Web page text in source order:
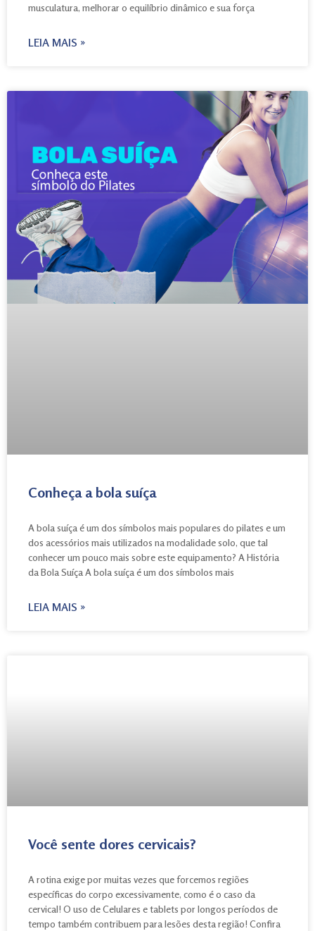
musculatura, melhorar o equilíbrio dinâmico e sua força
LEIA MAIS »
Conheça a bola suíça
A bola suíça é um dos símbolos mais populares do pilates e um
dos acessórios mais utilizados na modalidade solo, que tal
conhecer um pouco mais sobre este equipamento? A História
da Bola Suíça A bola suíça é um dos símbolos mais
LEIA MAIS »
Você sente dores cervicais?
A rotina exige por muitas vezes que forcemos regiões
específicas do corpo excessivamente, como é o caso da
cervical! O uso de Celulares e tablets por longos períodos de
tempo também contribuem para lesões desta região! Confira